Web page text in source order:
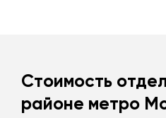
Стоимость
районе метро